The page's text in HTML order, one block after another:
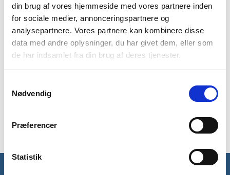
din brug af vores hjemmeside med vores partnere inden
for sociale medier, annonceringspartnere og
analysepartnere. Vores partnere kan kombinere disse
data med andre oplysninger, du har givet dem, eller som
de har indsamlet fra din brug af deres tjenester.
Nødvendig
Præferencer
Statistik
BESKRIVELSE BRAND FAQ
Kaffetragten fra Sea to Summit er til dig, som elsker kaffe
på en god outdoor- eller telttur. X-Brew er en
sammenklappelig kaffetragt med et genanvendeligt mesh-
filter. Dens kompakte størrelse og kapacitet kan byde på to
kopper kaffe, og er den perfekte tilføjelse til din tur.
X-Brew er fremstillet af fødevaregodkendt og
varmebestandig silikone og er ekstremt holdbar, nem at bruge
og fylder næsten ingenting, når den er foldet sammen.